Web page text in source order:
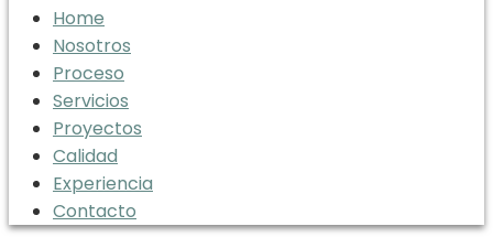
Home
Nosotros
Proceso
Servicios
Proyectos
Calidad
Experiencia
Contacto